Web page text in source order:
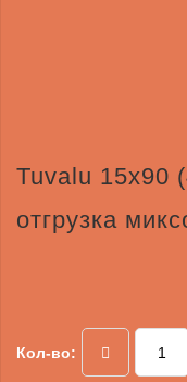
Tuvalu 15x90
отгрузка
Кол-во: